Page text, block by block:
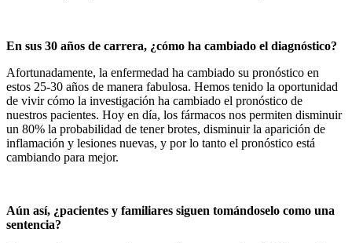
En sus 30 años de carrera, ¿cómo ha cambiado el diagnóstico?
Afortunadamente, la enfermedad ha cambiado su pronóstico en
estos 25-30 años de manera fabulosa. Hemos tenido la oportunidad
de vivir cómo la investigación ha cambiado el pronóstico de
nuestros pacientes. Hoy en día, los fármacos nos permiten disminuir
un 80% la probabilidad de tener brotes, disminuir la aparición de
inflamación y lesiones nuevas, y por lo tanto el pronóstico está
cambiando para mejor.
Aún así, ¿pacientes y familiares siguen tomándoselo como una
sentencia?